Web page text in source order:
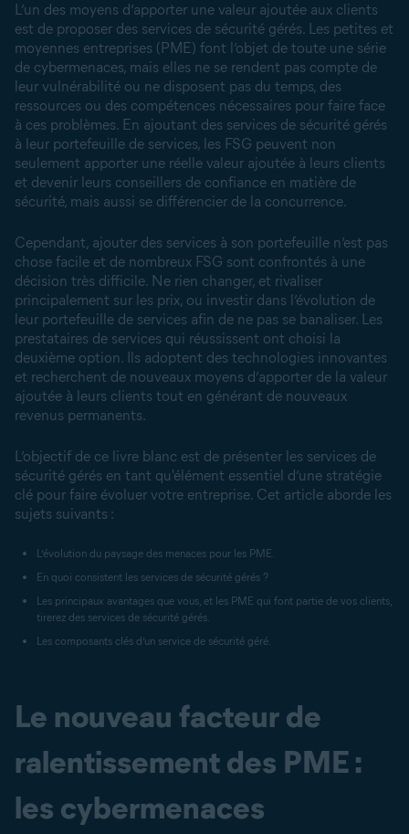
L’un des moyens d’apporter une valeur ajoutée aux clients
est de proposer des services de sécurité gérés. Les petites et
moyennes entreprises (PME) font l’objet de toute une série
de cybermenaces, mais elles ne se rendent pas compte de
leur vulnérabilité ou ne disposent pas du temps, des
ressources ou des compétences nécessaires pour faire face
à ces problèmes. En ajoutant des services de sécurité gérés
à leur portefeuille de services, les FSG peuvent non
seulement apporter une réelle valeur ajoutée à leurs clients
et devenir leurs conseillers de confiance en matière de
sécurité, mais aussi se différencier de la concurrence.
Cependant, ajouter des services à son portefeuille n’est pas
chose facile et de nombreux FSG sont confrontés à une
décision très difficile. Ne rien changer, et rivaliser
principalement sur les prix, ou investir dans l’évolution de
leur portefeuille de services afin de ne pas se banaliser. Les
prestataires de services qui réussissent ont choisi la
deuxième option. Ils adoptent des technologies innovantes
et recherchent de nouveaux moyens d’apporter de la valeur
ajoutée à leurs clients tout en générant de nouveaux
revenus permanents.
L’objectif de ce livre blanc est de présenter les services de
sécurité gérés en tant qu'élément essentiel d’une stratégie
clé pour faire évoluer votre entreprise. Cet article aborde les
sujets suivants :
L’évolution du paysage des menaces pour les PME.
En quoi consistent les services de sécurité gérés ?
Les principaux avantages que vous, et les PME qui font partie de vos clients,
tirerez des services de sécurité gérés.
Les composants clés d’un service de sécurité géré.
Le nouveau facteur de
ralentissement des PME :
les cybermenaces